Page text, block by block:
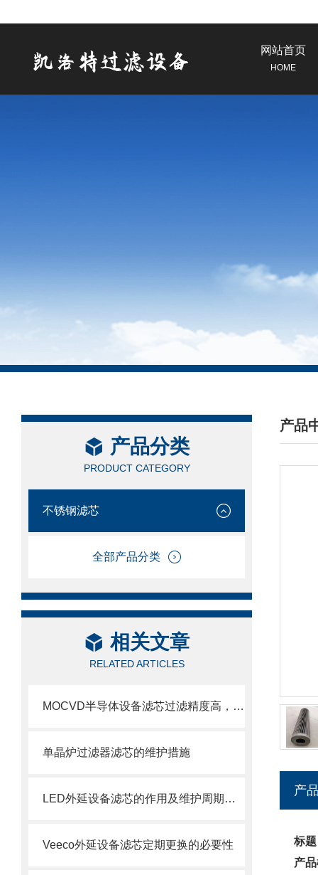
网站首页
HOME
产品分类
PRODUCT CATEGORY
不锈钢滤芯
全部产品分类
相关文章
RELATED ARTICLES
MOCVD半导体设备滤芯过滤精度高，使用寿命长
单晶炉过滤器滤芯的维护措施
LED外延设备滤芯的作用及维护周期科普
Veeco外延设备滤芯定期更换的必要性
产品
/
产
标
产